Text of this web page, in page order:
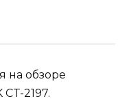
на обзоре
2197.